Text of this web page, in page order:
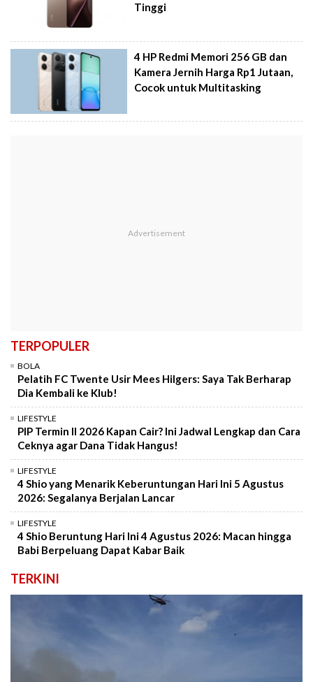
Tinggi
4 HP Redmi Memori 256 GB dan
Kamera Jernih Harga Rp1 Jutaan,
Cocok untuk Multitasking
TERPOPULER
BOLA
Pelatih FC Twente Usir Mees Hilgers: Saya Tak Berharap
Dia Kembali ke Klub!
LIFESTYLE
PIP Termin II 2026 Kapan Cair? Ini Jadwal Lengkap dan Cara
Ceknya agar Dana Tidak Hangus!
LIFESTYLE
4 Shio yang Menarik Keberuntungan Hari Ini 5 Agustus
2026: Segalanya Berjalan Lancar
LIFESTYLE
4 Shio Beruntung Hari Ini 4 Agustus 2026: Macan hingga
Babi Berpeluang Dapat Kabar Baik
TERKINI